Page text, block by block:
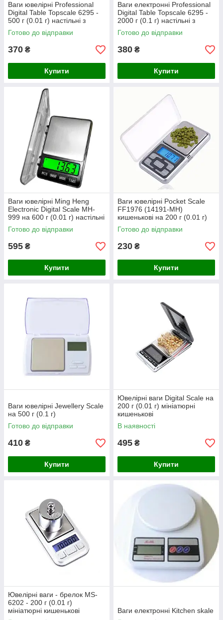
Ваги ювелірні Professional
Digital Table Topscale 6295 -
500 г (0.01 г) настільні з
великою платформою
Готово до відправки
370 ₴
Купити
Ваги електронні Professional
Digital Table Topscale 6295 -
2000 г (0.1 г) настільні з
великою платформою
Готово до відправки
380 ₴
Купити
Ваги ювелірні Ming Heng
Electronic Digital Scale MH-
999 на 600 г (0.01 г) настільні
з великою платформою
Готово до відправки
595 ₴
Купити
Ваги ювелірні Pocket Scale
FF1976 (14191-MH)
кишенькові на 200 г (0.01 г)
Готово до відправки
230 ₴
Купити
Ваги ювелірні Jewellery Scale
на 500 г (0.1 г)
Готово до відправки
410 ₴
Купити
Ювелірні ваги Digital Scale на
200 г (0.01 г) мініатюрні
кишенькові
В наявності
495 ₴
Купити
Ювелірні ваги - брелок MS-
6202 - 200 г (0.01 г)
мініатюрні кишенькові
Ваги електронні Kitchen skale